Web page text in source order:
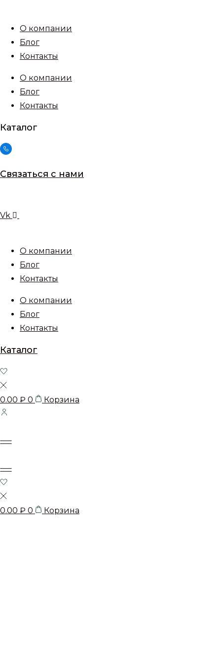
содержимому
О компании
Блог
Контакты
О компании
Блог
Контакты
Каталог
Связаться с нами
Vk
О компании
Блог
Контакты
О компании
Блог
Контакты
Каталог
0.00 ₽ 0 Корзина
0.00 ₽ 0 Корзина